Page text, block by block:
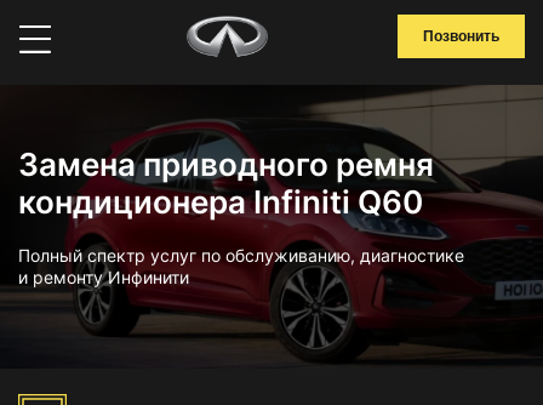
Позвонить
Замена приводного ремня
кондиционера Infiniti Q60
Полный спектр услуг по обслуживанию, диагностике
и ремонту Инфинити